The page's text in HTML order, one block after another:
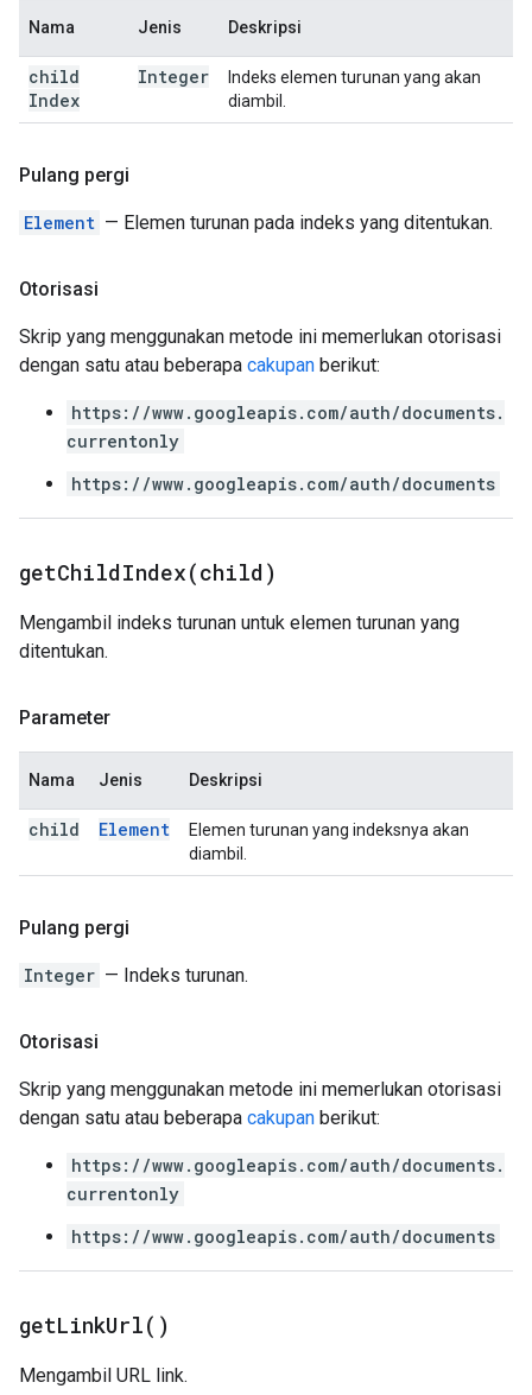
Nama Jenis Deskripsi
child
Index
Integer
Indeks elemen turunan yang akan
diambil.
Pulang pergi
Element — Elemen turunan pada indeks yang ditentukan.
Otorisasi
Skrip yang menggunakan metode ini memerlukan otorisasi
dengan satu atau beberapa cakupan berikut:
https://www.googleapis.com/auth/documents.
currentonly
https://www.googleapis.com/auth/documents
getChildIndex(child)
Mengambil indeks turunan untuk elemen turunan yang
ditentukan.
Parameter
Nama Jenis Deskripsi
child Element
Elemen turunan yang indeksnya akan
diambil.
Pulang pergi
Integer — Indeks turunan.
Otorisasi
Skrip yang menggunakan metode ini memerlukan otorisasi
dengan satu atau beberapa cakupan berikut:
https://www.googleapis.com/auth/documents.
currentonly
https://www.googleapis.com/auth/documents
getLinkUrl( )
Mengambil URL link.